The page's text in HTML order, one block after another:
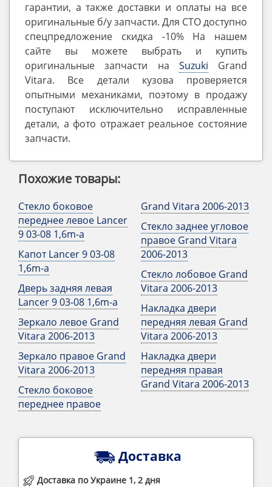
гарантии, а также доставки и оплаты на все
оригинальные б/у запчасти. Для СТО доступно
спецпредложение скидка -10% На нашем
сайте вы можете выбрать и купить
оригинальные запчасти на Suzuki Grand
Vitara. Все детали кузова проверяется
опытными механиками, поэтому в продажу
поступают исключительно исправленные
детали, а фото отражает реальное состояние
запчасти.
Похожие товары:
Стекло боковое
переднее левое Lancer
9 03-08 1,6m-a
Капот Lancer 9 03-08
1,6m-a
Дверь задняя левая
Lancer 9 03-08 1,6m-a
Зеркало левое Grand
Vitara 2006-2013
Зеркало правое Grand
Vitara 2006-2013
Стекло боковое
переднее правое
Grand Vitara 2006-2013
Стекло заднее угловое
правое Grand Vitara
2006-2013
Стекло лобовое Grand
Vitara 2006-2013
Накладка двери
передняя левая Grand
Vitara 2006-2013
Накладка двери
передняя правая
Grand Vitara 2006-2013
Доставка
Доставка по Украине 1, 2 дня